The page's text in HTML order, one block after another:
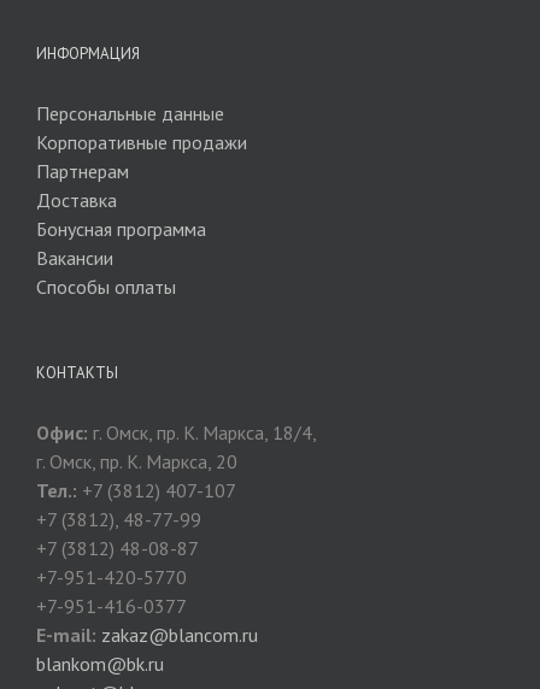
ИНФОРМАЦИЯ
Персональные данные
Корпоративные продажи
Партнерам
Доставка
Бонусная программа
Вакансии
Способы оплаты
КОНТАКТЫ
Офис: г. Омск, пр. К. Маркса, 18/4,
г. Омск, пр. К. Маркса, 20
Тел.: +7 (3812) 407-107
+7 (3812), 48-77-99
+7 (3812) 48-08-87
+7-951-420-5770
+7-951-416-0377
E-mail: zakaz@blancom.ru
blankom@bk.ru